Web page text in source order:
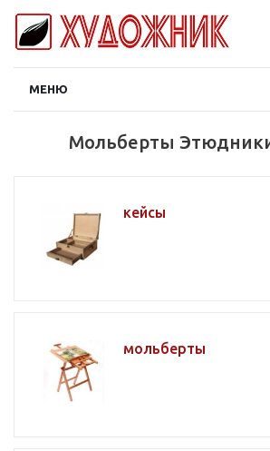
МЕНЮ
Мольберты
кейсы
мольберты